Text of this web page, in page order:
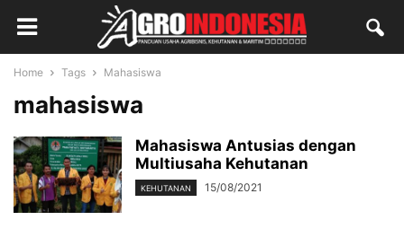
Home Tags Mahasiswa
mahasiswa
Mahasiswa Antusias dengan
Multiusaha Kehutanan
KEHUTANAN 15/08/2021